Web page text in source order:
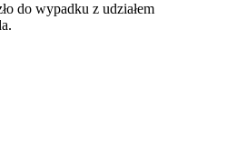
do wypadku z udziałem